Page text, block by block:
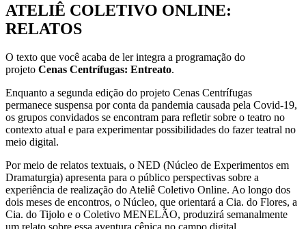
ATELIÊ COLETIVO ONLINE:
RELATOS
O texto que você acaba de ler integra a programação do
projeto Cenas Centrífugas: Entreato.
Enquanto a segunda edição do projeto Cenas Centrífugas
permanece suspensa por conta da pandemia causada pela Covid-19,
os grupos convidados se encontram para refletir sobre o teatro no
contexto atual e para experimentar possibilidades do fazer teatral no
meio digital.
Por meio de relatos textuais, o NED (Núcleo de Experimentos em
Dramaturgia) apresenta para o público perspectivas sobre a
experiência de realização do Ateliê Coletivo Online. Ao longo dos
dois meses de encontros, o Núcleo, que orientará a Cia. do Flores, a
Cia. do Tijolo e o Coletivo MENELÃO, produzirá semanalmente